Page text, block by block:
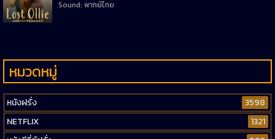
Sound: พากย์ไทย
หมวดหมู่
หนังฝรั่ง
3598
NETFLIX
1321